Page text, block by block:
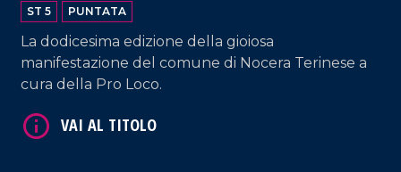
ST 5 PUNTATA
La dodicesima edizione della gioiosa
manifestazione del comune di Nocera Terinese a
cura della Pro Loco.
VAI AL TITOLO